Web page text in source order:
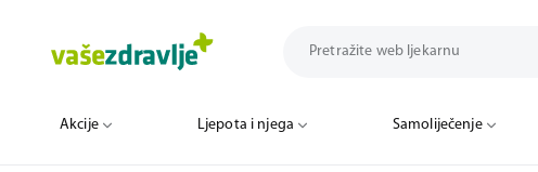
Akcije Ljepota i njega Samoliječenje